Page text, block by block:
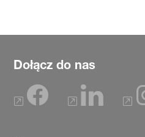
Dołącz do nas